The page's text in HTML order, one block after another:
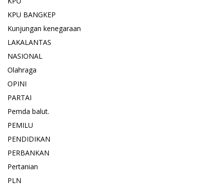
KPU BANGKEP
Kunjungan kenegaraan
LAKALANTAS
NASIONAL
Olahraga
OPINI
PARTAI
Pemda balut.
PEMILU
PENDIDIKAN
PERBANKAN
Pertanian
PLN